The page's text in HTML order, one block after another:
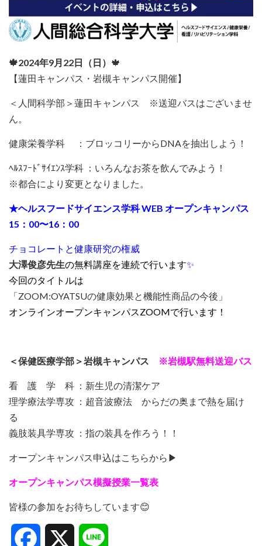
🍁2024年9月22日（日） 🍁
【蓮田キャンパス・岩槻キャンパス開催】
＜人間科学部＞蓮田キャンパス ※送迎バスはございませ
ん。
健康栄養学科 ：ブロッコリーからDNAを抽出しよう！
ﾍﾙｽﾌｰﾄﾞｻｲｴﾝｽ学科 ：いろんなお茶を飲んでみよう！
※都合により変更となりました。
★ヘルスフードサイエンス学科 WEB オープンキャンパス
15：00〜16：00
チョコレートと健康研究の権威
大澤俊彦先生の無料講座を連続で行います✨
今回のタイトルは
「ZOOM:OYATSUの健康効果と機能性商品の今後」
オンラインオープンキャンパスZOOMで行います！
＜保健医療学部＞岩槻キャンパス ※岩槻駅無料送迎バス
看 護 学 科 ：新生児の清潔ケア
理学療法学専攻 ：超音波療法 からだの奥まで熱を届け
る
義肢装具学専攻 ：指の装具を作ろう！！
オープンキャンパス申込はこちらから▶
オープンキャンパス模擬授業一覧表
皆様の参加をお待ちしています😊
Facebook